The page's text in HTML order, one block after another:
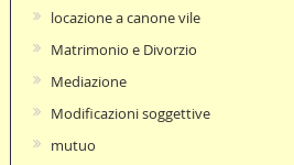
locazione a canone vile
Matrimonio e Divorzio
Mediazione
Modificazioni soggettive
mutuo